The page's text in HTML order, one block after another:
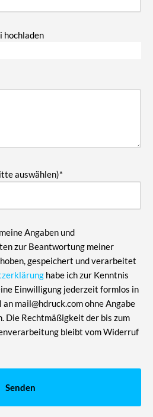
hochladen
auswählen)*
Angaben und
zur Beantwortung meiner
gespeichert und verarbeitet
habe ich zur Kenntnis
Einwilligung jederzeit formlos in
mail@hdruck.com ohne Angabe
Die Rechtmäßigkeit der bis zum
bleibt vom Widerruf